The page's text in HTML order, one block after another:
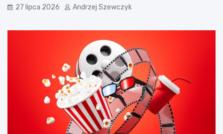
c
w
c
j
27 lipca 2026 Andrzej Szewczyk